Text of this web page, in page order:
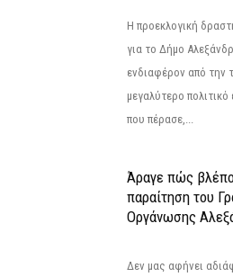
Η προεκλογική
για το Δήμο
ενδιαφέρον από την
μεγαλύτερο
που πέρασε,...
Άραγε πώς
παραίτηση του
Οργάνωσης
Δεν μας αφήνει